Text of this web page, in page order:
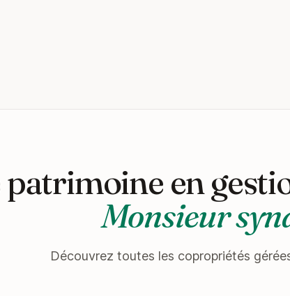
patrimoine en
Monsieur
Découvrez toutes les copropriétés